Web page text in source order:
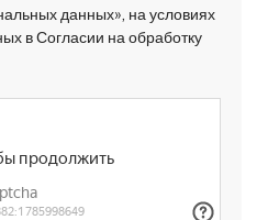
данных», на условиях
в Согласии на обработку